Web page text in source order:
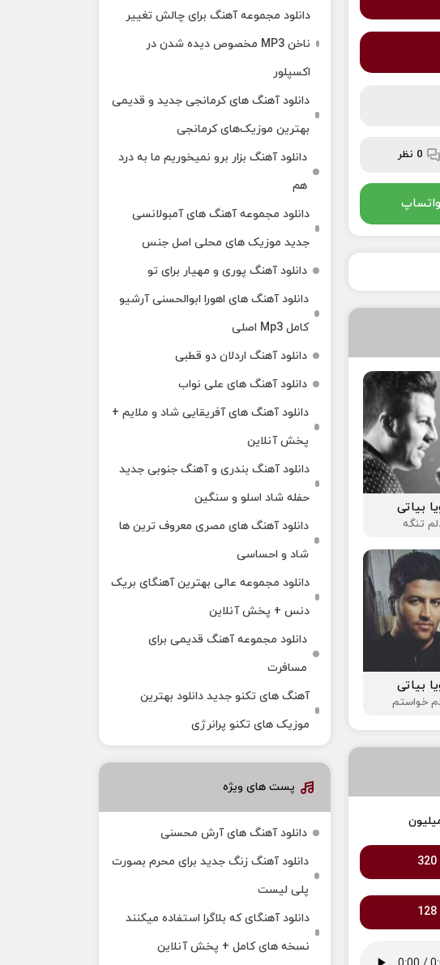
0 نظر
بیاتی
تنگه
بیاتی
خواستم
دانلود مجموعه آهنگ برای چالش تغییر
ناخن MP3 مخصوص دیده شدن در
اکسپلور
دانلود آهنگ‌ های کرمانجی جدید و قدیمی
بهترین موزیک‌های کرمانجی
دانلود آهنگ بزار برو نمیخوریم ما به درد
هم
دانلود مجموعه آهنگ های آمبولانسی
جدید موزیک های محلی اصل جنس
دانلود آهنگ پوری و مهیار برای تو
دانلود آهنگ های اهورا ابوالحسنی آرشیو
کامل Mp3 اصلی
دانلود آهنگ اردلان دو قطبی
دانلود آهنگ های علی نواب
دانلود آهنگ های آفریقایی شاد و ملایم +
پخش آنلاین
دانلود آهنگ بندری و آهنگ جنوبی جدید
حفله شاد اسلو و سنگین
دانلود آهنگ های مصری معروف ترین ها
شاد و احساسی
دانلود مجموعه عالی بهترین آهنگای بریک
دنس + پخش آنلاین
دانلود مجموعه آهنگ قدیمی برای
مسافرت
آهنگ های تکنو جدید دانلود بهترین
موزیک های تکنو پرانرژی
پست های ویژه
دانلود آهنگ های آرش محسنی
دانلود آهنگ زنگ جدید برای محرم بصورت
پلی لیست
دانلود آهنگای که بلاگرا استفاده میکنند
نسخه های کامل + پخش آنلاین